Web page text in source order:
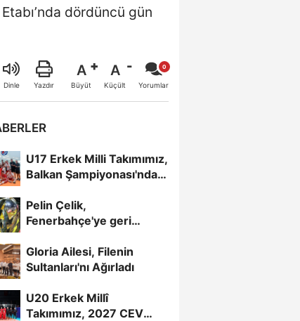
dördüncü gün
Dinle Yazdır
A
Büyüt
A
Küçült Yorumlar
U17 Erkek Milli Takımımız,
Balkan Şampiyonası'nda
Pelin Çelik,
Fenerbahçe'ye geri
Gloria Ailesi, Filenin
Sultanları'nı Ağırladı
U20 Erkek Millî
Takımımız, 2027 CEV